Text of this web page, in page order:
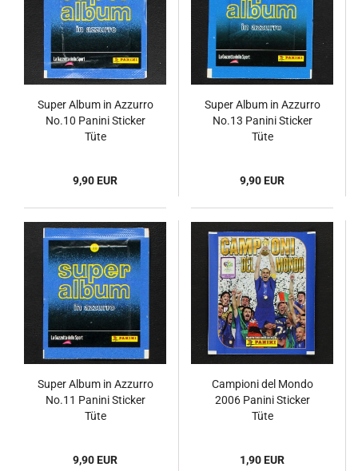
Super Album in Azzurro
No.10 Panini Sticker
Tüte
9,90 EUR
Super Album in Azzurro
No.13 Panini Sticker
Tüte
9,90 EUR
Super Album in Azzurro
No.11 Panini Sticker
Tüte
9,90 EUR
Campioni del Mondo
2006 Panini Sticker
Tüte
1,90 EUR